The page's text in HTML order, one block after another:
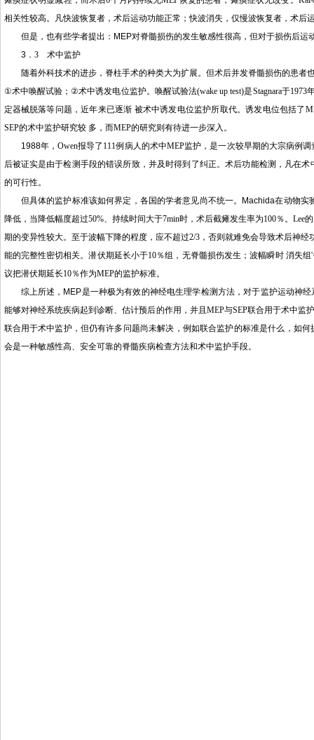
相关性较高。凡快波恢复者，术后运动功能正常；快波消失，仅慢波恢复者，术
但是，也有些学者提出： MEP对脊髓损伤的发生敏感性很高，但对于损伤后运
3． 3术中监护
随着外科技术的进步，脊柱手术的种类大为扩展。但术后并发脊髓损伤的患者
①术中唤醒试验； ②术中诱发电位监护。唤醒试验法(wake up test)是Stagnara于1973
定器械脱落等问题，近年来已逐渐 被术中诱发电位监护所取代。诱发电位包括了
SEP的术中监护研究较 多，而MEP的研究则有待进一步深入。
1988年， Owen报导了 111例病人的术中MEP监护，是一次较早期的大宗病例调
后被证实是由于检测手段的错误所致，并及时得到了纠正。术后功能检测，凡在术
的可行性。
但具体的监护标准该如何界定，各国的学者意见尚不统一。
Machida在动物实
降低，当降低幅度超过50%、持续时间大于7min时，术后截瘫发生率为100％。Lee
期的变异性较大。至于波幅下降的程度，应不超过2/3，否则就难免会导致术后神经
能的完整性密切相关。潜伏期延长小于10％组，无脊髓损伤发生；波幅瞬时 消失组'
议把潜伏期延长10％作为MEP的监护标准。
综上所述， MEP是一种极为有效的神经电生理学检测方法，对于监护运动神
能够对神经系统疾病起到诊断、估计预后的作用，并且 MEP与SEP联合用于术中监
联合用于术中监护，但仍有许多问题尚未解决，例如联合监护的标准是什么，如
会是一种敏感性高、安全可靠的脊髓疾病检查方法和术中监护手段。